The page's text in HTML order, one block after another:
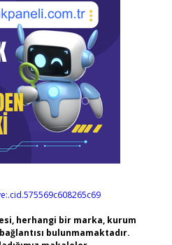
herhangi bir marka, kurum
bulunmamaktadır.